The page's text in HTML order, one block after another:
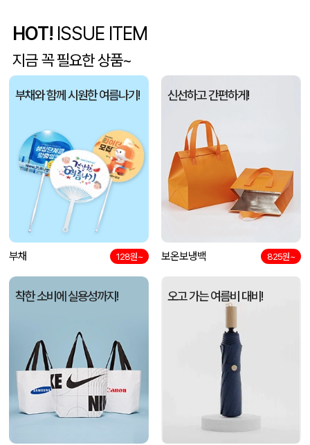
유OO
이OO 사각니들펜(0.7) 08-07
전OO [26년 설]CJ 스마트초이스 L호
김OO 접이식 장바구니 포켓가방 3종 1P 08-07
담OO 08-07
노OO 08-07
노OO 원형 팬시 (2컬러) 부채 (150∅~190∅) 08-07
HOT! ISSUE ITEM
지금 꼭 필요한 상품~
부채와 함께 시원한 여름나기!
부채 128원~
신선하고 간편하게!
보온보냉백 825원~
착한 소비에 실용성까지! 오고 가는 여름비 대비!